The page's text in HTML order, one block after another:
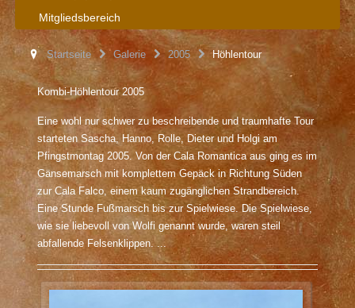
Mitgliedsbereich
Startseite Galerie 2005 Höhlentour
Kombi-Höhlentour 2005
Eine wohl nur schwer zu beschreibende und traumhafte Tour
starteten Sascha, Hanno, Rolle, Dieter und Holgi am
Pfingstmontag 2005. Von der Cala Romantica aus ging es im
Gänsemarsch mit komplettem Gepäck in Richtung Süden
zur Cala Falco, einem kaum zugänglichen Strandbereich.
Eine Stunde Fußmarsch bis zur Spielwiese. Die Spielwiese,
wie sie liebevoll von Wolfi genannt wurde, waren steil
abfallende Felsenklippen. ...